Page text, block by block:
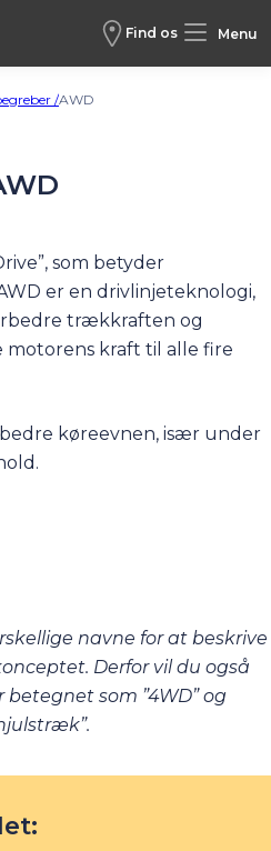
Find os Menu
/AWD
som betyder
er en drivlinjeteknologi,
trækkraften og
kraft til alle fire
køreevnen, især under
navne for at beskrive
Derfor vil du også
betegnet som ”4WD” og